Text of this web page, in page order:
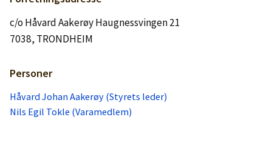
c/o Håvard Aakerøy Haugnessvingen 21
7038, TRONDHEIM
Personer
Håvard Johan Aakerøy (Styrets leder)
Nils Egil Tokle (Varamedlem)